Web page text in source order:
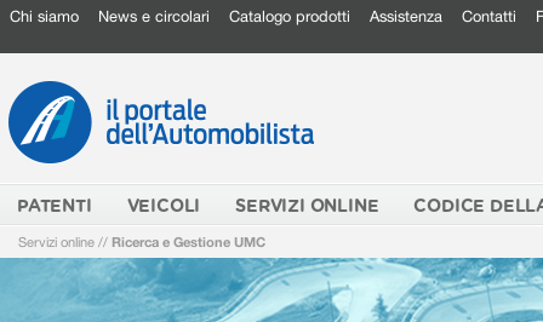
Chi siamo News e circolari Catalogo prodotti Assistenza Contatti
PATENTI VEICOLI SERVIZI ONLINE CODICE
Servizi online // Ricerca e Gestione UMC